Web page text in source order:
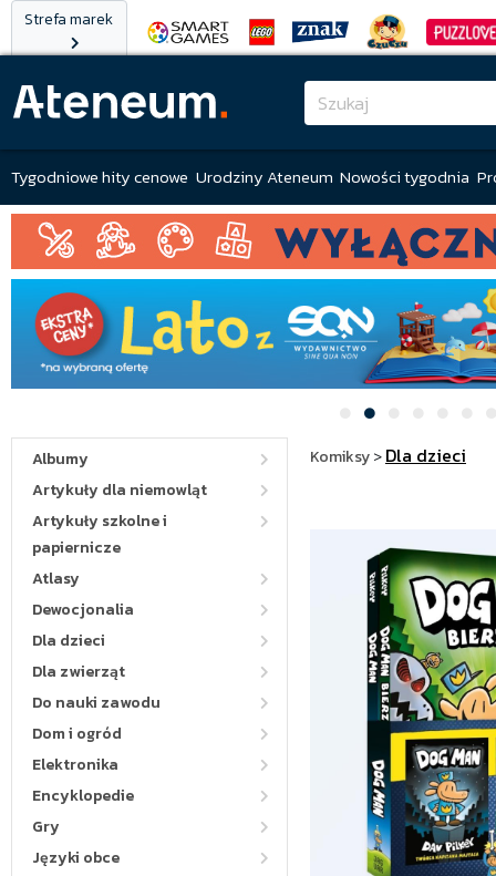
Strefa marek
Tygodniowe hity cenowe Urodziny Ateneum Nowości tygodnia
Albumy
Artykuły dla niemowląt
Artykuły szkolne i
papiernicze
Atlasy
Dewocjonalia
Dla dzieci
Dla zwierząt
Do nauki zawodu
Dom i ogród
Elektronika
Encyklopedie
Gry
Języki obce
Komiksy>Dla dzieci